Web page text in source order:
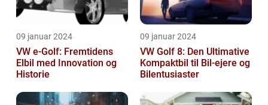
09 januar 2024
VW e-Golf: Fremtidens
Elbil med Innovation og
Historie
09 januar 2024
VW Golf 8: Den Ultimative
Kompaktbil til Bil-ejere og
Bilentusiaster